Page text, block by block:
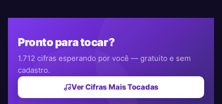
Pronto para tocar?
1.712 cifras esperando por você — gratuito e sem
cadastro.
Ver Cifras Mais Tocadas